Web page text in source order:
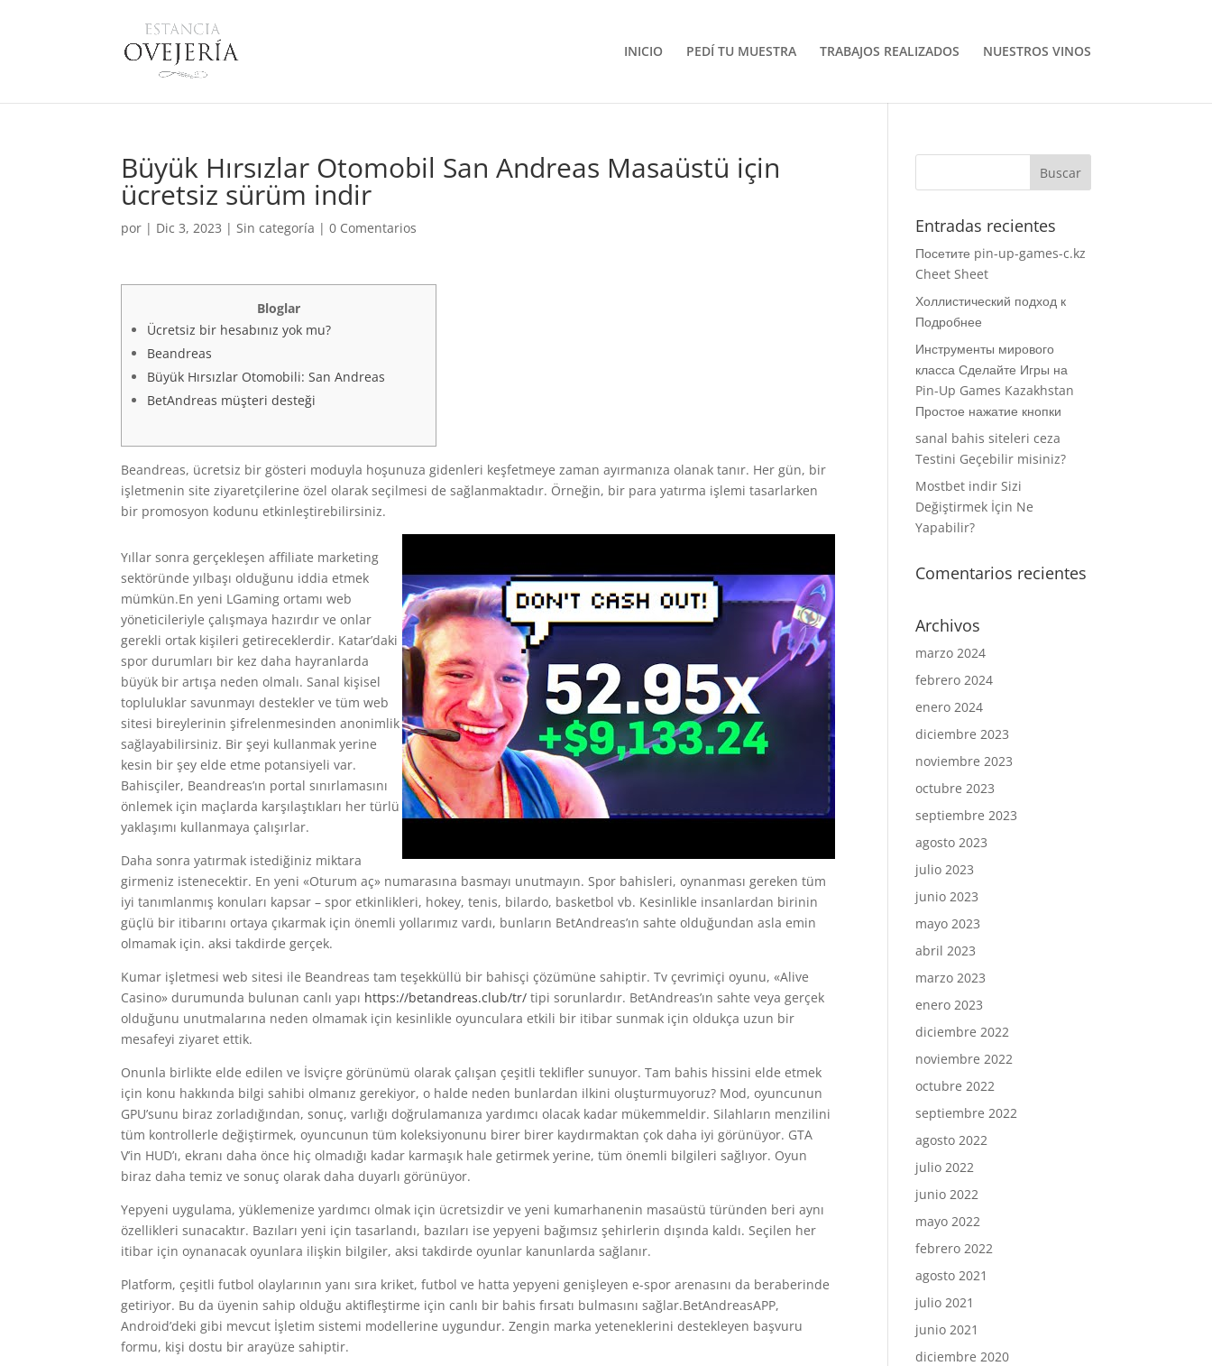
INICIO PEDÍ TU MUESTRA TRABAJOS REALIZADOS NUESTROS VINOS
Büyük Hırsızlar Otomobil San Andreas Masaüstü için
ücretsiz sürüm indir
por | Dic 3, 2023 |Sin categoría |0 Comentarios
Bloglar
Ücretsiz bir hesabınız yok mu?
Beandreas
Büyük Hırsızlar Otomobili: San Andreas
BetAndreas müşteri desteği
Beandreas, ücretsiz bir gösteri moduyla hoşunuza gidenleri keşfetmeye zaman ayırmanıza olanak tanır. Her gün, bir
işletmenin site ziyaretçilerine özel olarak seçilmesi de sağlanmaktadır. Örneğin, bir para yatırma işlemi tasarlarken
bir promosyon kodunu etkinleştirebilirsiniz.
Yıllar sonra gerçekleşen affiliate marketing
sektöründe yılbaşı olduğunu iddia etmek
mümkün.En yeni LGaming ortamı web
yöneticileriyle çalışmaya hazırdır ve onlar
gerekli ortak kişileri getireceklerdir. Katar’daki
spor durumları bir kez daha hayranlarda
büyük bir artışa neden olmalı. Sanal kişisel
topluluklar savunmayı destekler ve tüm web
sitesi bireylerinin şifrelenmesinden anonimlik
sağlayabilirsiniz. Bir şeyi kullanmak yerine
kesin bir şey elde etme potansiyeli var.
Bahisçiler, Beandreas’ın portal sınırlamasını
önlemek için maçlarda karşılaştıkları her türlü
yaklaşımı kullanmaya çalışırlar.
Daha sonra yatırmak istediğiniz miktara
girmeniz istenecektir. En yeni «Oturum aç» numarasına basmayı unutmayın. Spor bahisleri, oynanması gereken tüm
iyi tanımlanmış konuları kapsar – spor etkinlikleri, hokey, tenis, bilardo, basketbol vb. Kesinlikle insanlardan birinin
güçlü bir itibarını ortaya çıkarmak için önemli yollarımız vardı, bunların BetAndreas’ın sahte olduğundan asla emin
olmamak için. aksi takdirde gerçek.
Kumar işletmesi web sitesi ile Beandreas tam teşekküllü bir bahisçi çözümüne sahiptir. Tv çevrimiçi oyunu, «Alive
Casino» durumunda bulunan canlı yapı https://betandreas.club/tr/ tipi sorunlardır. BetAndreas’ın sahte veya gerçek
olduğunu unutmalarına neden olmamak için kesinlikle oyunculara etkili bir itibar sunmak için oldukça uzun bir
mesafeyi ziyaret ettik.
Onunla birlikte elde edilen ve İsviçre görünümü olarak çalışan çeşitli teklifler sunuyor. Tam bahis hissini elde etmek
için konu hakkında bilgi sahibi olmanız gerekiyor, o halde neden bunlardan ilkini oluşturmuyoruz? Mod, oyuncunun
GPU’sunu biraz zorladığından, sonuç, varlığı doğrulamanıza yardımcı olacak kadar mükemmeldir. Silahların menzilini
tüm kontrollerle değiştirmek, oyuncunun tüm koleksiyonunu birer birer kaydırmaktan çok daha iyi görünüyor. GTA
V’in HUD’ı, ekranı daha önce hiç olmadığı kadar karmaşık hale getirmek yerine, tüm önemli bilgileri sağlıyor. Oyun
biraz daha temiz ve sonuç olarak daha duyarlı görünüyor.
Yepyeni uygulama, yüklemenize yardımcı olmak için ücretsizdir ve yeni kumarhanenin masaüstü türünden beri aynı
özellikleri sunacaktır. Bazıları yeni için tasarlandı, bazıları ise yepyeni bağımsız şehirlerin dışında kaldı. Seçilen her
itibar için oynanacak oyunlara ilişkin bilgiler, aksi takdirde oyunlar kanunlarda sağlanır.
Platform, çeşitli futbol olaylarının yanı sıra kriket, futbol ve hatta yepyeni genişleyen e-spor arenasını da beraberinde
getiriyor. Bu da üyenin sahip olduğu aktifleştirme için canlı bir bahis fırsatı bulmasını sağlar.BetAndreasAPP,
Android’deki gibi mevcut İşletim sistemi modellerine uygundur. Zengin marka yeteneklerini destekleyen başvuru
formu, kişi dostu bir arayüze sahiptir.
Entradas recientes
Посетите pin-up-games-c.kz
Cheet Sheet
Холлистический подход к
Подробнее
Инструменты мирового
класса Сделайте Игры на
Pin-Up Games Kazakhstan
Простое нажатие кнопки
sanal bahis siteleri ceza
Testini Geçebilir misiniz?
Mostbet indir Sizi
Değiştirmek İçin Ne
Yapabilir?
Comentarios recientes
Archivos
marzo 2024
febrero 2024
enero 2024
diciembre 2023
noviembre 2023
octubre 2023
septiembre 2023
agosto 2023
julio 2023
junio 2023
mayo 2023
abril 2023
marzo 2023
enero 2023
diciembre 2022
noviembre 2022
octubre 2022
septiembre 2022
agosto 2022
julio 2022
junio 2022
mayo 2022
febrero 2022
agosto 2021
julio 2021
junio 2021
diciembre 2020